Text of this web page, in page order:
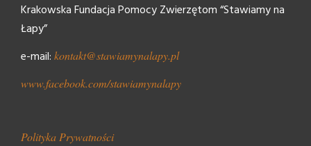
Krakowska Fundacja Pomocy Zwierzętom “Stawiamy na
Łapy”
e-mail: kontakt@stawiamynalapy.pl
www.facebook.com/stawiamynalapy
Polityka Prywatności